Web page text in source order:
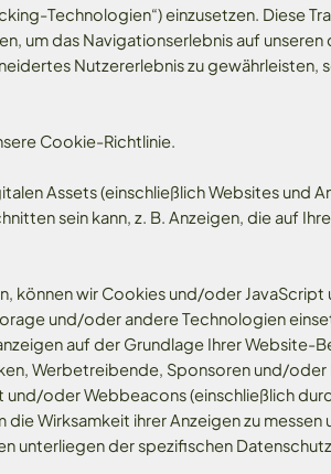
Technologien“) einzusetzen. Diese
um das Navigationserlebnis auf
Nutzererlebnis zu gewährleisten,
Cookie-Richtlinie.
Assets (einschließlich Websites und
sein kann, z. B. Anzeigen, die auf
können wir Cookies und/oder
und/oder andere Technologien
auf der Grundlage Ihrer Website-
Werbetreibende, Sponsoren und/oder
oder Webbeacons (einschließlich
Wirksamkeit ihrer Anzeigen zu messen
unterliegen der spezifischen